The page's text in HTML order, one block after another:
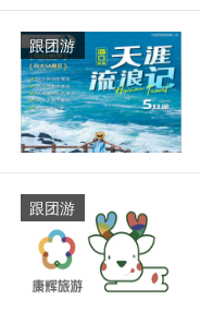
跟团游
跟团游